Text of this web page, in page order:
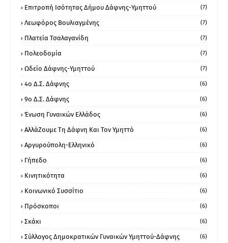
Επιτροπή Ισότητας Δήμου Δάφνης-Υμηττού (7)
Λεωφόρος Βουλιαγμένης (7)
Πλατεία Τσαλαγανίδη (7)
Πολεοδομία (7)
Ωδείο Δάφνης-Υμηττού (7)
4ο Δ.Σ. Δάφνης (6)
9ο Δ.Σ. Δάφνης (6)
Ένωση Γυναικών Ελλάδος (6)
ΑλλάΖουμε Τη Δάφνη Και Τον Υμηττό (6)
Αργυρούπολη-Ελληνικό (6)
Γήπεδο (6)
Κινητικότητα (6)
Κοινωνικό Συσσίτιο (6)
Πρόσκοποι (6)
Σκάκι (6)
Σύλλογος Δημοκρατικών Γυναικών Υμηττού-Δάφνης (6)